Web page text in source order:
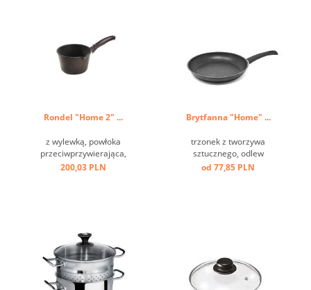
Rondel "Home 2" ...
z wylewką, powłoka
przeciwprzywierająca,
trzonek z tworzywa
200,03 PLN
Brytfanna "Home" ...
trzonek z tworzywa
sztucznego, odlew
aluminiowy, przeciw
od 77,85 PLN